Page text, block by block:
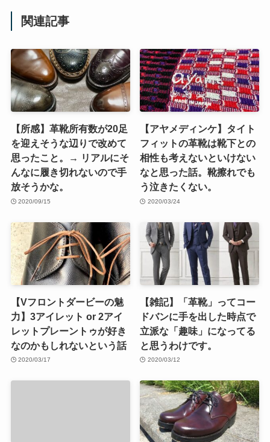
関連記事
【所感】革靴所有数が20足
を迎えそうな辺りで改めて
思ったこと。→ リアルにそ
んなに履き切れないので手
放そうかな。
2020/09/15
【アヤメディンケ】タイト
フィットの革靴は靴下との
相性も考えないといけない
なと思った話。靴擦れでも
う泣きたくない。
2020/03/24
【Vフロントダービーの魅
力】3アイレット or 2アイ
レットプレーントゥが好き
なのかもしれないという話
2020/03/17
【雑記】「革靴」ってコー
ドバンに手を出した時点で
立派な「趣味」になってる
と思うわけです。
2020/03/12